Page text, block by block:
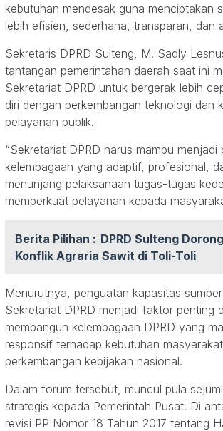
kebutuhan mendesak guna menciptakan
lebih efisien, sederhana, transparan, dan
Sekretaris DPRD Sulteng, M. Sadly
tantangan pemerintahan daerah saat ini
Sekretariat DPRD untuk bergerak lebih
diri dengan perkembangan teknologi dan
pelayanan publik.
“Sekretariat DPRD harus mampu menjadi
kelembagaan yang adaptif, profesional,
menunjang pelaksanaan tugas-tugas
memperkuat pelayanan kepada
Berita Pilihan : DPRD Sulteng
Konflik Agraria Sawit di Toli-Toli
Menurutnya, penguatan kapasitas
Sekretariat DPRD menjadi faktor penting
membangun kelembagaan DPRD yang
responsif terhadap kebutuhan
perkembangan kebijakan nasional.
Dalam forum tersebut, muncul pula
strategis kepada Pemerintah Pusat. Di
revisi PP Nomor 18 Tahun 2017 tentang